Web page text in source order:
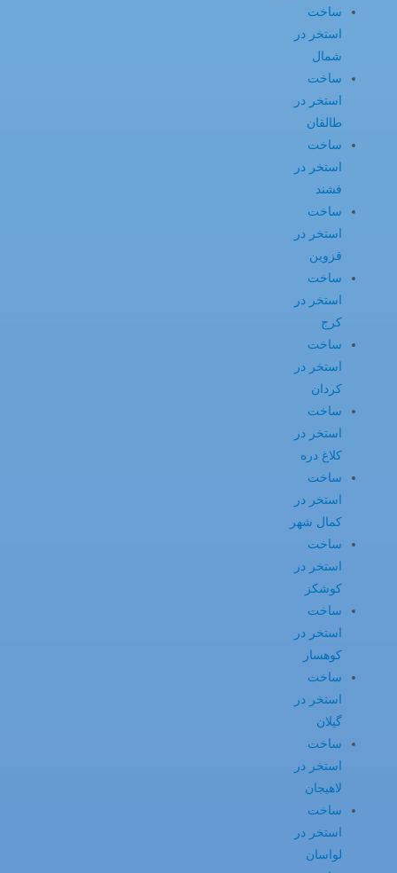
ساخت
استخر در
شمال
ساخت
استخر در
طالقان
ساخت
استخر در
فشند
ساخت
استخر در
قزوین
ساخت
استخر در
کرج
ساخت
استخر در
کردان
ساخت
استخر در
کلاغ دره
ساخت
استخر در
کمال شهر
ساخت
استخر در
کوشکز
ساخت
استخر در
کوهسار
ساخت
استخر در
گیلان
ساخت
استخر در
لاهیجان
ساخت
استخر در
لواسان